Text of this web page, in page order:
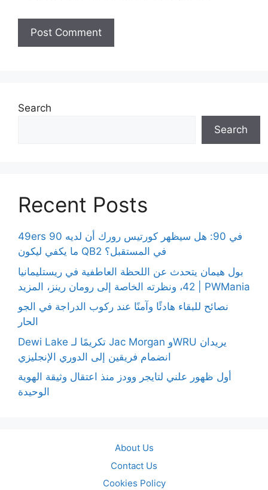
Search
Search
Recent Posts
49ers 90 في 90: هل سيظهر كورتيس رورك أن لديه
ما يكفي ليكون QB2 في المستقبل؟
بول هيمان يتحدث عن اللحظة العاطفية في ريستليمانيا
42، ونظرته الخاصة إلى رومان رينز، المزيد | PWMania
نصائح للبقاء هادئًا وآمنًا عند ركوب الدراجة في الجو
الحار
Dewi Lake تكريمًا لـ Jac Morgan وWRU يريدان
انضمام فريقين إلى الدوري الإنجليزي
أول ظهور علني لتايجر وودز منذ اعتقال وثيقة الهوية
الوحيدة
About Us
Contact Us
Cookies Policy